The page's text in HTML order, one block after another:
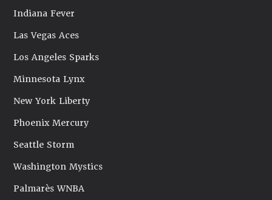
Indiana Fever
Las Vegas Aces
Los Angeles Sparks
Minnesota Lynx
New York Liberty
Phoenix Mercury
Seattle Storm
Washington Mystics
Palmarès WNBA